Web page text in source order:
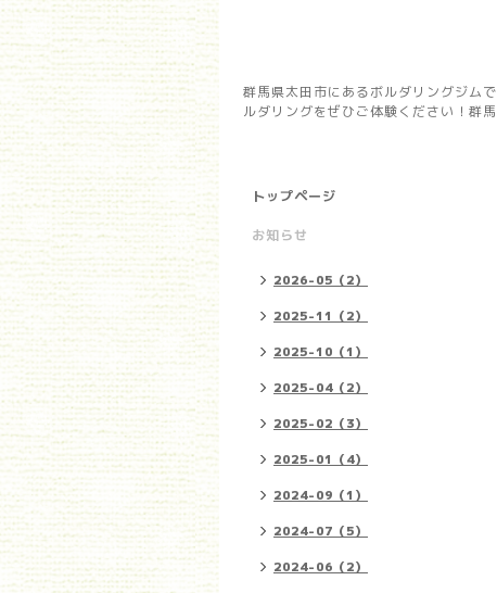
群馬県太田市にあるボルダリングジム
ルダリングをぜひご体験ください！
トップページ
お知らせ
2026-05（2）
2025-11（2）
2025-10（1）
2025-04（2）
2025-02（3）
2025-01（4）
2024-09（1）
2024-07（5）
2024-06（2）